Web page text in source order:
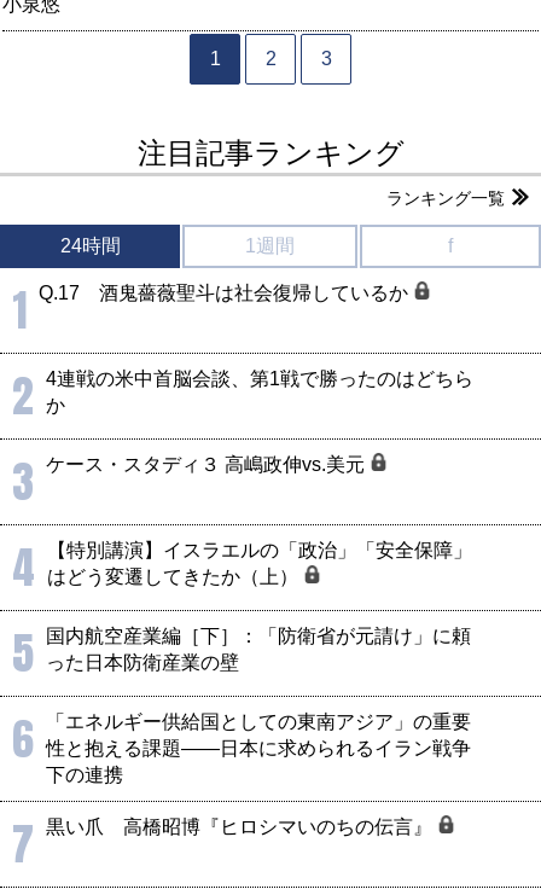
1 2 3
注目記事ランキング
ランキング一覧
24時間 1週間 f
1 Q.17 酒鬼薔薇聖斗は社会復帰しているか
2
4連戦の米中首脳会談、第1戦で勝ったのはどちら
か
3 ケース・スタディ３ 高嶋政伸vs.美元
4
【特別講演】イスラエルの「政治」「安全保障」
はどう変遷してきたか（上）
5
国内航空産業編［下］：「防衛省が元請け」に頼
った日本防衛産業の壁
6
「エネルギー供給国としての東南アジア」の重要
性と抱える課題――日本に求められるイラン戦争
下の連携
7 黒い爪 高橋昭博『ヒロシマいのちの伝言』